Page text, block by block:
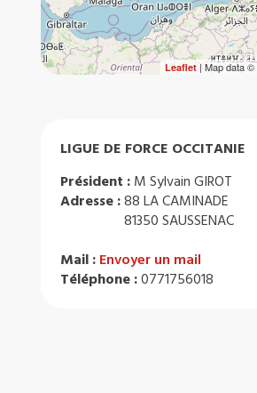
Leaflet| Map data ©
LIGUE DE FORCE OCCITANIE
Président : M Sylvain GIROT
Adresse :88 LA CAMINADE
81350 SAUSSENAC
Mail : Envoyer un mail
Téléphone :0771756018